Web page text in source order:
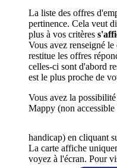
La liste des offres
pertinence. Cela veut
plus à vos critères
Vous avez renseigné
restitue les offres
celles-ci sont d'abord
est le plus proche de
Vous avez la
Mappy (non
handicap) en cliquant
La carte affiche
voyez à l'écran. Pour